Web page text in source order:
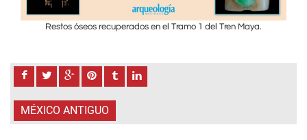
Restos óseos recuperados en el Tramo 1 del Tren Maya.
MÉXICO ANTIGUO